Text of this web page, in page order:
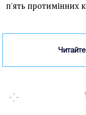
п'ять протимінних